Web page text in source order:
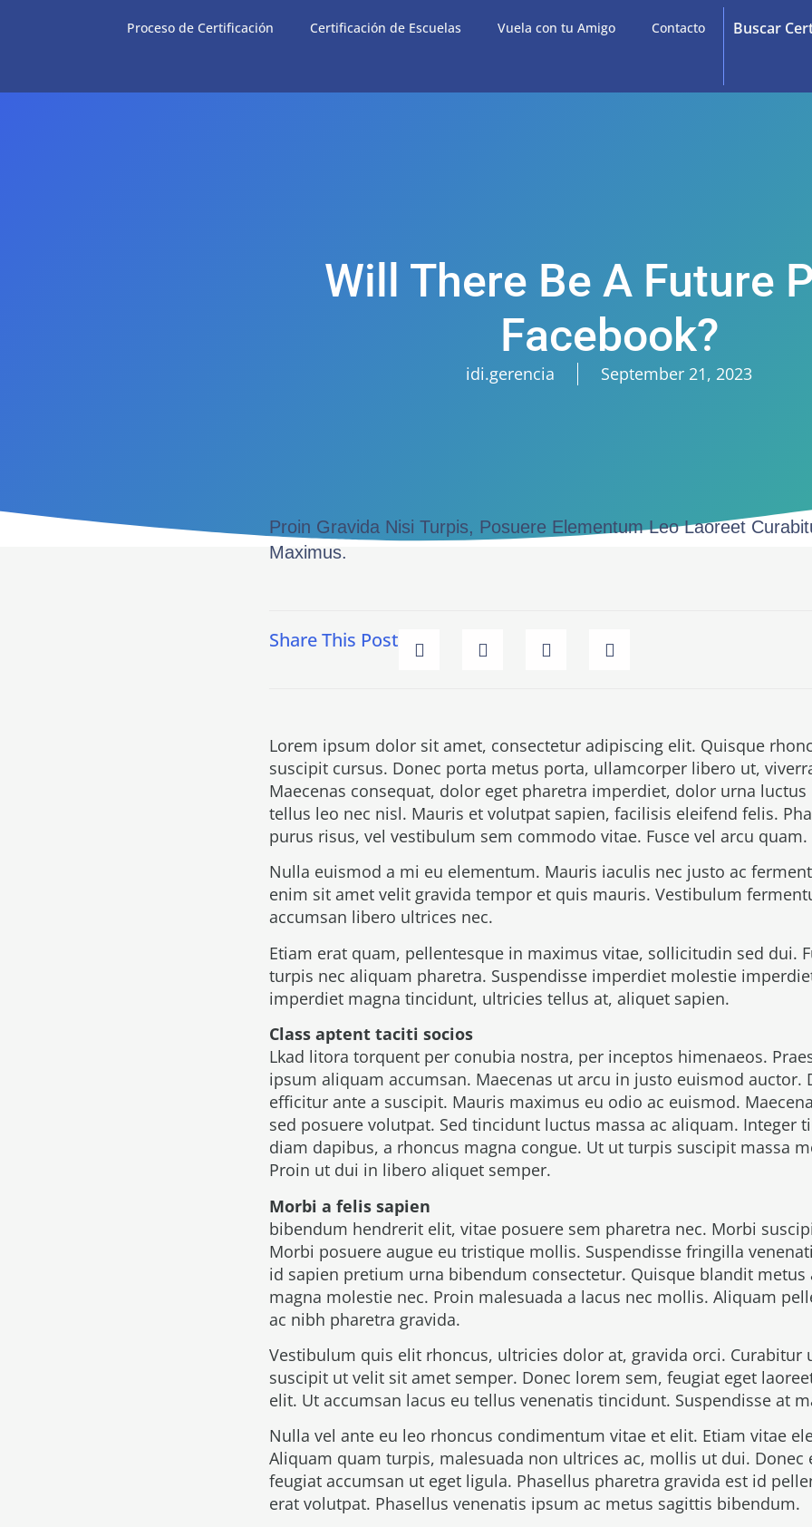
Proceso de Certificación Certificación de Escuelas Vuela con tu Amigo Contacto Buscar
Will There Be A Future
Facebook?
idi.gerencia September 21, 2023
Proin Gravida Nisi Turpis, Posuere Elementum Leo Laoreet
Maximus.
Share This Post
Lorem ipsum dolor sit amet, consectetur adipiscing elit. Quisque
suscipit cursus. Donec porta metus porta, ullamcorper libero ut,
Maecenas consequat, dolor eget pharetra imperdiet, dolor urna
tellus leo nec nisl. Mauris et volutpat sapien, facilisis eleifend felis.
purus risus, vel vestibulum sem commodo vitae. Fusce vel arcu quam.
Nulla euismod a mi eu elementum. Mauris iaculis nec justo ac
enim sit amet velit gravida tempor et quis mauris. Vestibulum
accumsan libero ultrices nec.
Etiam erat quam, pellentesque in maximus vitae, sollicitudin sed dui.
turpis nec aliquam pharetra. Suspendisse imperdiet molestie
imperdiet magna tincidunt, ultricies tellus at, aliquet sapien.
Class aptent taciti socios
Lkad litora torquent per conubia nostra, per inceptos himenaeos.
ipsum aliquam accumsan. Maecenas ut arcu in justo euismod auctor.
efficitur ante a suscipit. Mauris maximus eu odio ac euismod.
sed posuere volutpat. Sed tincidunt luctus massa ac aliquam. Integer
diam dapibus, a rhoncus magna congue. Ut ut turpis suscipit massa
Proin ut dui in libero aliquet semper.
Morbi a felis sapien
bibendum hendrerit elit, vitae posuere sem pharetra nec. Morbi
Morbi posuere augue eu tristique mollis. Suspendisse fringilla
id sapien pretium urna bibendum consectetur. Quisque blandit metus
magna molestie nec. Proin malesuada a lacus nec mollis. Aliquam
ac nibh pharetra gravida.
Vestibulum quis elit rhoncus, ultricies dolor at, gravida orci. Curabitur
suscipit ut velit sit amet semper. Donec lorem sem, feugiat eget
elit. Ut accumsan lacus eu tellus venenatis tincidunt. Suspendisse at
Nulla vel ante eu leo rhoncus condimentum vitae et elit. Etiam vitae
Aliquam quam turpis, malesuada non ultrices ac, mollis ut dui. Donec
feugiat accumsan ut eget ligula. Phasellus pharetra gravida est id
erat volutpat. Phasellus venenatis ipsum ac metus sagittis bibendum.